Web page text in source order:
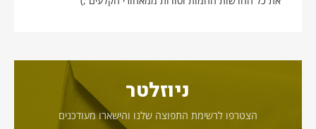
ניוזלטר
הצטרפו לרשימת התפוצה שלנו והישארו מעודכנים